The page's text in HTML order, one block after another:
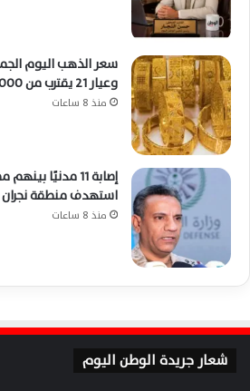
وعيار 21 يقترب من 6000 جنيه
منذ 8 ساعات
إصابة 11 مدنيًا
استهدف منطقة
منذ 8 ساعات
شعار جريدة الوطن اليوم